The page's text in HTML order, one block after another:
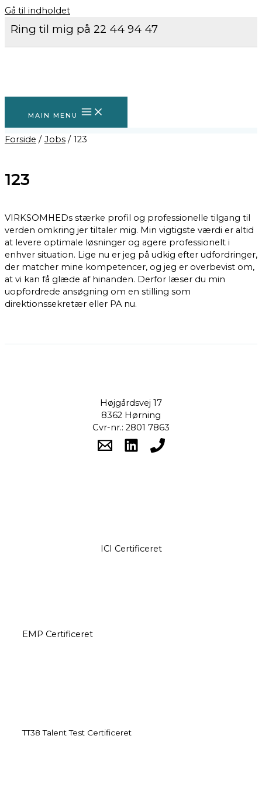
Gå til indholdet
Ring til mig på 22 44 94 47
MAIN MENU
Forside Jobs 123
123
VIRKSOMHEDs stærke profil og professionelle tilgang til
verden omkring jer tiltaler mig. Min vigtigste værdi er altid
at levere optimale løsninger og agere professionelt i
enhver situation. Lige nu er jeg på udkig efter udfordringer,
der matcher mine kompetencer, og jeg er overbevist om,
at vi kan få glæde af hinanden. Derfor læser du min
uopfordrede ansøgning om en stilling som
direktionssekretær eller PA nu.
Højgårdsvej 17
8362 Hørning
Cvr-nr.: 2801 7863
ICI Certificeret
EMP Certificeret
TT38 Talent Test Certificeret